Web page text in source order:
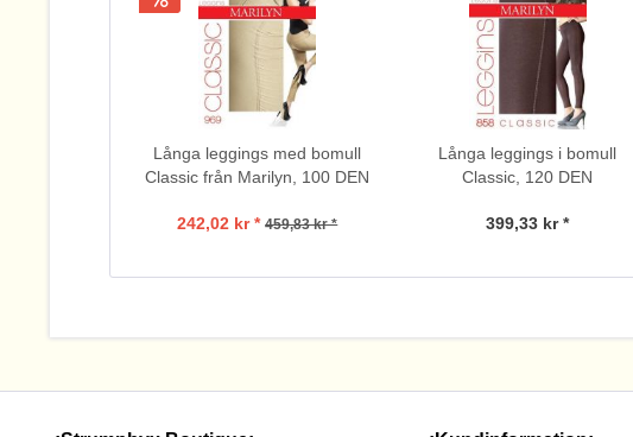
Långa leggings med bomull
Classic från Marilyn, 100 DEN
242,02 kr * 459,83 kr *
Långa leggings i bomull
Classic, 120 DEN
399,33 kr *